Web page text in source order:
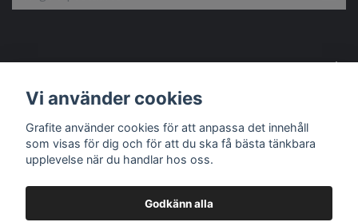
Vi använder cookies
Grafite använder cookies för att anpassa det innehåll
som visas för dig och för att du ska få bästa tänkbara
upplevelse när du handlar hos oss.
Godkänn alla